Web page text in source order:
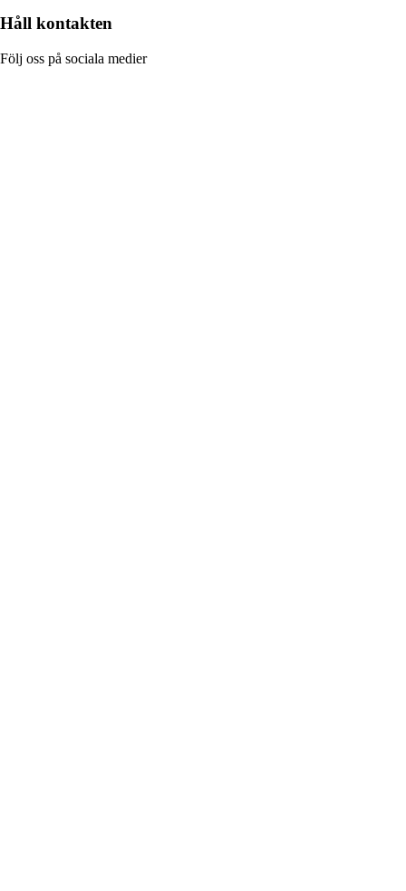
Håll kontakten
Följ oss på sociala medier